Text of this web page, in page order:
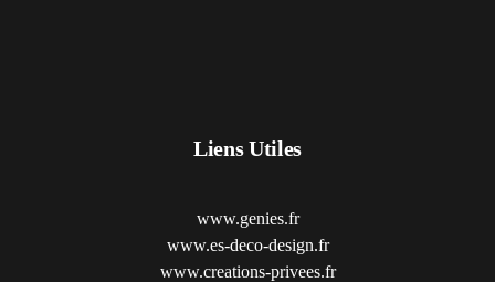
Liens Utiles
www.genies.fr
www.es-deco-design.fr
www.creations-privees.fr